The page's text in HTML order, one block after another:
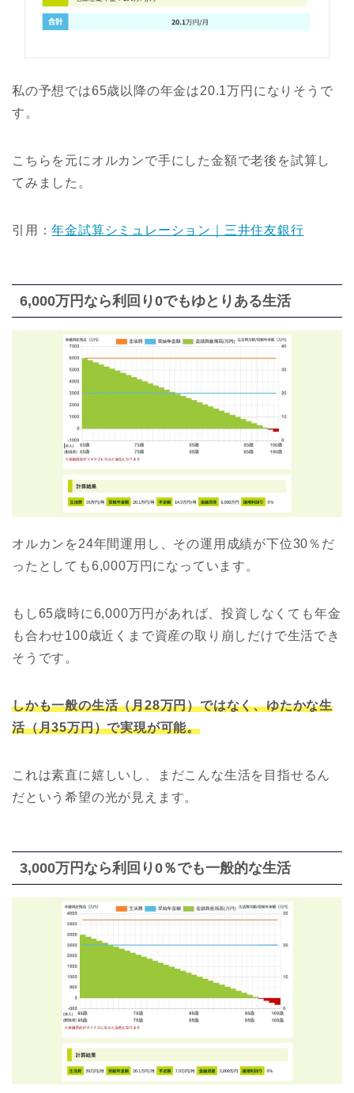
私の予想では65歳以降の年金は20.1万円になりそうで
す。
こちらを元にオルカンで手にした金額で老後を試算し
てみました。
引用：年金試算シミュレーション｜三井住友銀行
6,000万円なら利回り0でもゆとりある生活
オルカンを24年間運用し、その運用成績が下位30％だ
ったとしても6,000万円になっています。
もし65歳時に6,000万円があれば、投資しなくても年金
も合わせ100歳近くまで資産の取り崩しだけで生活でき
そうです。
しかも一般の生活（月28万円）ではなく、ゆたかな生
活（月35万円）で実現が可能。
これは素直に嬉しいし、まだこんな生活を目指せるん
だという希望の光が見えます。
3,000万円なら利回り0％でも一般的な生活